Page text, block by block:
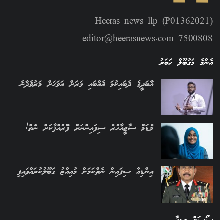
Heeras news llp (P01362021)
editor@heerasnews.com 7500808
އެންމެ މަގުބޫލް ހަބަރު
އާބަދީގެ ދެބައިކުޅަ އެއްބައި ވަރަށް އަވަހަށް މަރުވެދާނެ
މެޑަމް ސާޖީއާހުރެ ސިފައިންނަށް ފޮރުއްޕާކަށް ނެތް!
އިންޑިއާ ސިފައިން ނެތްކަމަށް މުއިއްޒު ގަބޫލުކުރައްވައިފި